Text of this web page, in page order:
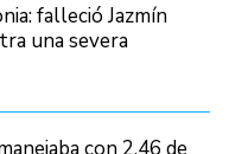
falleció Jazmín
una severa
con 2,46 de